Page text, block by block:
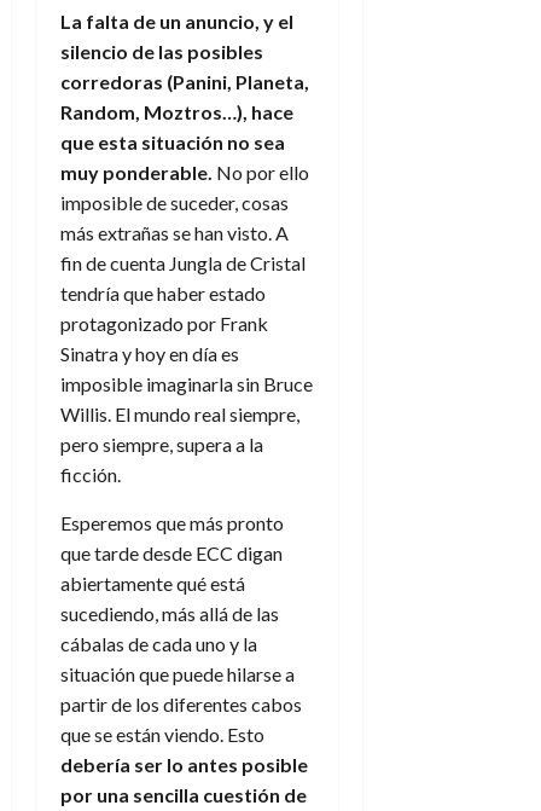
La falta de un anuncio, y el
silencio de las posibles
corredoras (Panini, Planeta,
Random, Moztros…), hace
que esta situación no sea
muy ponderable. No por ello
imposible de suceder, cosas
más extrañas se han visto. A
fin de cuenta Jungla de Cristal
tendría que haber estado
protagonizado por Frank
Sinatra y hoy en día es
imposible imaginarla sin Bruce
Willis. El mundo real siempre,
pero siempre, supera a la
ficción.
Esperemos que más pronto
que tarde desde ECC digan
abiertamente qué está
sucediendo, más allá de las
cábalas de cada uno y la
situación que puede hilarse a
partir de los diferentes cabos
que se están viendo. Esto
debería ser lo antes posible
por una sencilla cuestión de